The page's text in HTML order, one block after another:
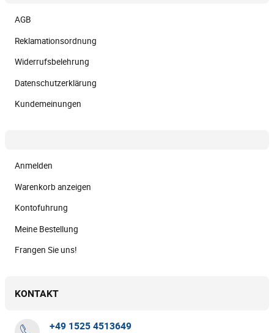
AGB
Reklamationsordnung
Widerrufsbelehrung
Datenschutzerklärung
Kundemeinungen
Anmelden
Warenkorb anzeigen
Kontofuhrung
Meine Bestellung
Frangen Sie uns!
KONTAKT
+49 1525 4513649